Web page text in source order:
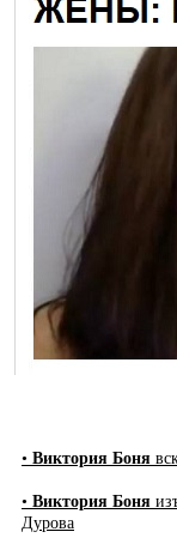
• Виктория Боня
• Виктория Боня
Дурова